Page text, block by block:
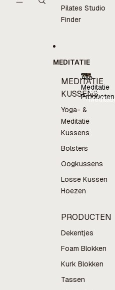
Pilates Studio
Finder
MEDITATIE
MEDITATIE
KUSSENS
Yoga- &
Meditatie
Kussens
Bolsters
Oogkussens
Losse Kussen
Hoezen
PRODUCTEN
Dekentjes
Foam Blokken
Kurk Blokken
Tassen
Alle
Meditatie
Producten
Alle
Meditatie